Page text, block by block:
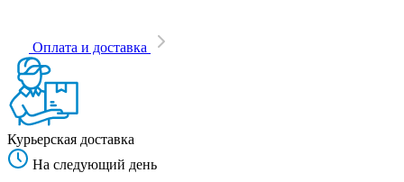
Оплата и доставка
Курьерская доставка
На следующий день